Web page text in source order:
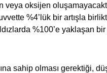
oksijen
%4’lük bir artışla
%100’e yaklaşan
sahip olması gerektiği,